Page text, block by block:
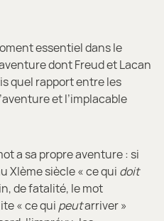
essentiel dans le
dont Freud et Lacan
quel rapport entre les
et l’implacable
a sa propre aventure : si
XIème siècle « ce qui doit
de fatalité, le mot
« ce qui peutarriver »